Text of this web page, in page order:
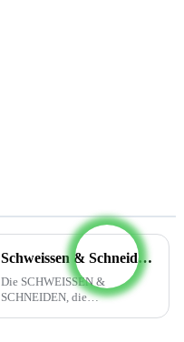
Schweissen & Schneiden 2023 (Essen, Germany)
Die SCHWEISSEN &
SCHNEIDEN, die